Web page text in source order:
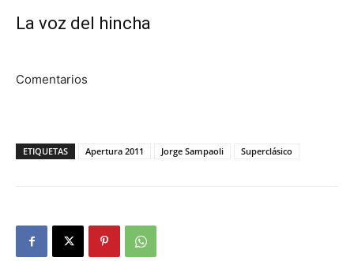
La voz del hincha
Comentarios
ETIQUETAS Apertura 2011 Jorge Sampaoli Superclásico